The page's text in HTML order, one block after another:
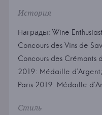
История
Награды: Wine
Concours des Vins de
Concours des Crémants
2019: Médaille
Paris 2019: Médaille
Стиль